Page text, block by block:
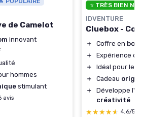
de Camelot
innovant
hommes
stimulant
avis
⭐ TRÈS BIEN
IDVENTURE
Cluebox -
＋ Coffre en bois
＋
Expérience de
＋
Idéal pour les
＋
Cadeau
＋
Développe
créativité
★★★★★
★★★★★ 4,6/5